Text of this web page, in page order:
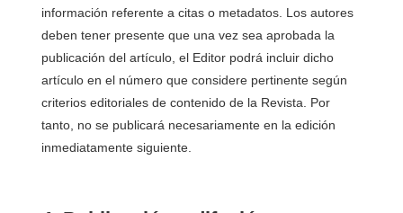
información referente a citas o metadatos. Los autores
deben tener presente que una vez sea aprobada la
publicación del artículo, el Editor podrá incluir dicho
artículo en el número que considere pertinente según
criterios editoriales de contenido de la Revista. Por
tanto, no se publicará necesariamente en la edición
inmediatamente siguiente.